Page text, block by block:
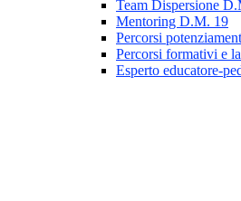
Team Dispersione
Mentoring D.M. 19
Percorsi
Percorsi formativi e
Esperto educatore-